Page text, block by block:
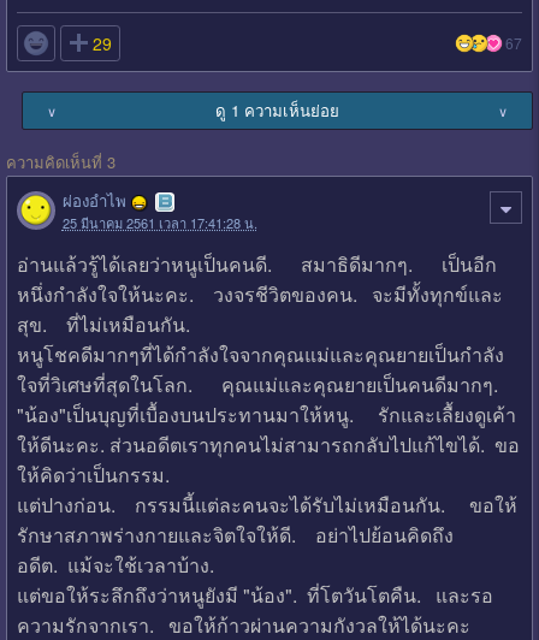
 29 67
∨ ดู 1 ความเห็นย่อย ∨
ความคิดเห็นที่ 3
ผ่องอำไพ
25 มีนาคม 2561 เวลา 17:41:28 น.
อ่านแล้วรู้ได้เลยว่าหนูเป็นคนดี. สมาธิดีมากๆ. เป็นอีก
หนึ่งกำลังใจให้นะคะ. วงจรชีวิตของคน. จะมีทั้งทุกข์และ
สุข. ที่ไม่เหมือนกัน.
หนูโชคดีมากๆที่ได้กำลังใจจากคุณแม่และคุณยายเป็นกำลัง
ใจที่วิเศษที่สุดในโลก. คุณแม่และคุณยายเป็นคนดีมากๆ.
"น้อง"เป็นบุญที่เบื้องบนประทานมาให้หนู. รักและเลื้ยงดูเค้า
ให้ดีนะคะ. ส่วนอดีตเราทุกคนไม่สามารถกลับไปแก้ไขได้. ขอ
ให้คิดว่าเป็นกรรม.
แต่ปางก่อน. กรรมนี้แต่ละคนจะได้รับไม่เหมือนกัน. ขอให้
รักษาสภาพร่างกายและจิตใจให้ดี. อย่าไปย้อนคิดถึง
อดีต. แม้จะใช้เวลาบ้าง.
แต่ขอให้ระลึกถึงว่าหนูยังมี "น้อง". ที่โตวันโตคืน. และรอ
ความรักจากเรา. ขอให้ก้าวผ่านความกังวลให้ได้นะคะ